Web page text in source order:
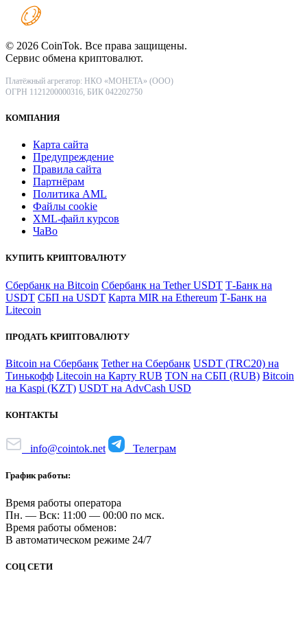
© 2026 CoinTok. Все права защищены.
Сервис обмена криптовалют.
Платёжный агрегатор: НКО «МОНЕТА» (ООО)
ОГРН 1121200000316, БИК 042202750
КОМПАНИЯ
Карта сайта
Предупреждение
Правила сайта
Партнёрам
Политика AML
Файлы coоkie
XML-файл курсов
ЧаВо
КУПИТЬ КРИПТОВАЛЮТУ
Сбербанк на Bitcoin Сбербанк на Tether USDT Т-Банк на
USDT СБП на USDT Карта MIR на Ethereum Т-Банк на
Litecoin
ПРОДАТЬ КРИПТОВАЛЮТУ
Bitcoin на Сбербанк Tether на Сбербанк USDT (TRC20) на
Тинькофф Litecoin на Карту RUB TON на СБП (RUB) Bitcoin
на Kaspi (KZT) USDT на AdvCash USD
КОНТАКТЫ
info@cointok.net Телеграм
График работы:
Время работы оператора
Пн. — Вск: 11:00 — 00:00 по мск.
Время работы обменов:
В автоматическом режиме 24/7
СОЦ СЕТИ